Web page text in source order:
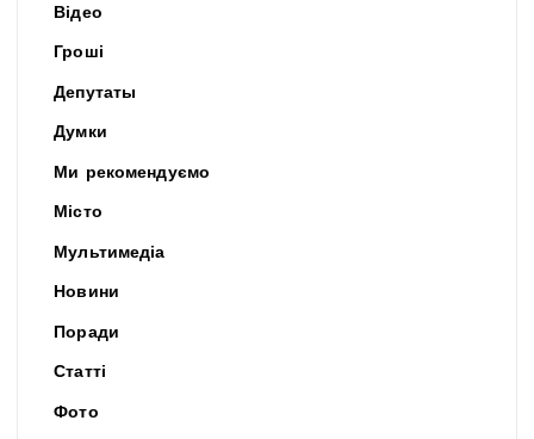
Відео
Гроші
Депутаты
Думки
Ми рекомендуємо
Місто
Мультимедіа
Новини
Поради
Статті
Фото